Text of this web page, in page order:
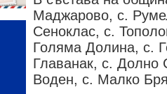
Маджарово, с.
Сеноклас, с.
Голяма Долина, с.
Главанак, с.
Воден, с. Малко